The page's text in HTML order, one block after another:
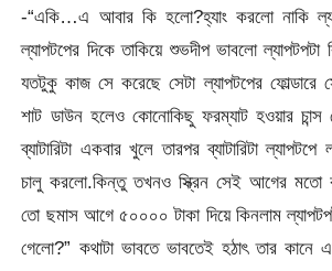
-“একি…এ আবার কি হলো?হ্যাং করলো নাকি
ল্যাপটপের দিকে তাকিয়ে শুভদীপ ভাবলো ল্যাপটপটা
যতটুকু কাজ সে করেছে সেটা ল্যাপটপের
শাট ডাউন হলেও কোনোকিছু ফরম্যাট হওয়ার চান্স
ব্যাটারিটা একবার খুলে তারপর ব্যাটারিটা ল্যাপটপে
চালু করলো.কিন্তু তখনও স্ক্রিন সেই আগের মতো
তো ছমাস আগে ৫০০০০ টাকা দিয়ে কিনলাম
গেলো?” কথাটা ভাবতে ভাবতেই হঠাৎ তার কানে